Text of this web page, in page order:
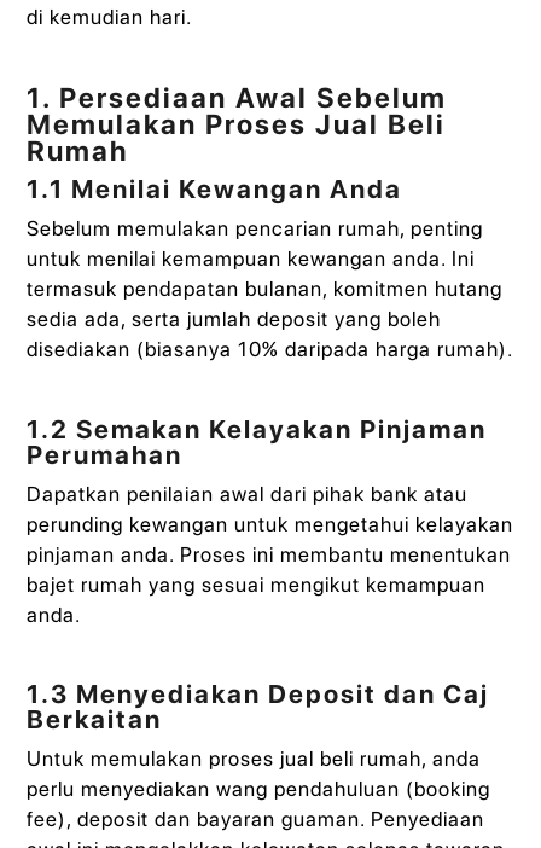
di kemudian hari.
1. Persediaan Awal Sebelum
Memulakan Proses Jual Beli
Rumah
1.1 Menilai Kewangan Anda
Sebelum memulakan pencarian rumah, penting
untuk menilai kemampuan kewangan anda. Ini
termasuk pendapatan bulanan, komitmen hutang
sedia ada, serta jumlah deposit yang boleh
disediakan (biasanya 10% daripada harga rumah).
1.2 Semakan Kelayakan Pinjaman
Perumahan
Dapatkan penilaian awal dari pihak bank atau
perunding kewangan untuk mengetahui kelayakan
pinjaman anda. Proses ini membantu menentukan
bajet rumah yang sesuai mengikut kemampuan
anda.
1.3 Menyediakan Deposit dan Caj
Berkaitan
Untuk memulakan proses jual beli rumah, anda
perlu menyediakan wang pendahuluan (booking
fee), deposit dan bayaran guaman. Penyediaan